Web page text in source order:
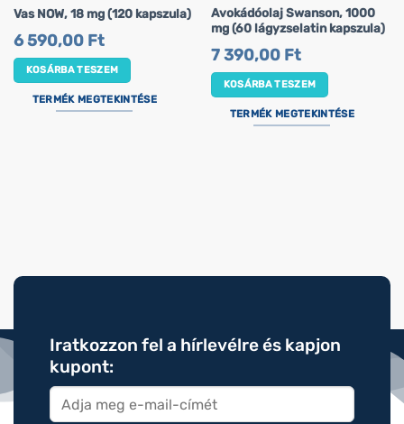
Vas NOW, 18 mg (120 kapszula)
6 590,00 Ft
KOSÁRBA TESZEM
TERMÉK MEGTEKINTÉSE
Avokádóolaj Swanson, 1000
mg (60 lágyzselatin kapszula)
7 390,00 Ft
KOSÁRBA TESZEM
TERMÉK MEGTEKINTÉSE
Iratkozzon fel a hírlevélre és kapjon
kupont: